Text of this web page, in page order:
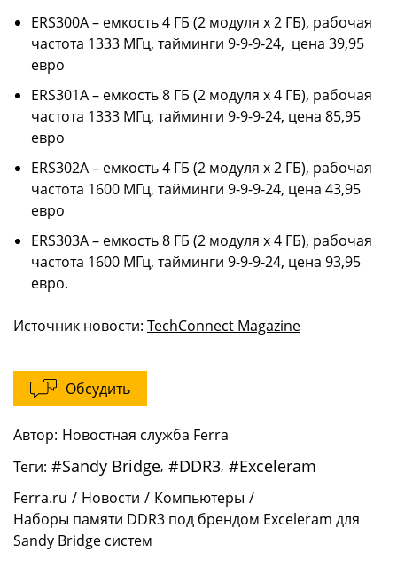
ERS300A – емкость 4 ГБ (2 модуля x 2 ГБ), рабочая
частота 1333 МГц, тайминги 9-9-9-24, цена 39,95
евро
ERS301A – емкость 8 ГБ (2 модуля x 4 ГБ), рабочая
частота 1333 МГц, тайминги 9-9-9-24, цена 85,95
евро
ERS302A – емкость 4 ГБ (2 модуля x 2 ГБ), рабочая
частота 1600 МГц, тайминги 9-9-9-24, цена 43,95
евро
ERS303A – емкость 8 ГБ (2 модуля x 4 ГБ), рабочая
частота 1600 МГц, тайминги 9-9-9-24, цена 93,95
евро.
Источник новости: TechConnect Magazine
Обсудить
Автор: Новостная служба Ferra
Теги: #Sandy Bridge, #DDR3, #Exceleram
Ferra.ru / Новости / Компьютеры /
Наборы памяти DDR3 под брендом Exceleram для
Sandy Bridge систем